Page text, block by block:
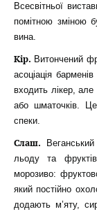
Всесвітньої
помітною зміною
вина.
Кір. Витончений
асоціація
входить лікер,
або шматочків.
спеки.
Слаш.
льоду та
морозиво:
який постійно
додають м’яту,